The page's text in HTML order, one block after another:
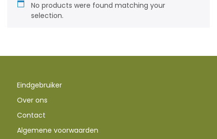
No products were found matching your
selection.
Eindgebruiker
Over ons
Contact
Algemene voorwaarden